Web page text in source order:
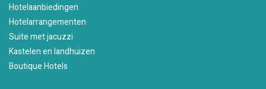
Hotelaanbiedingen
Hotelarrangementen
Suite met jacuzzi
Kastelen en landhuizen
Boutique Hotels